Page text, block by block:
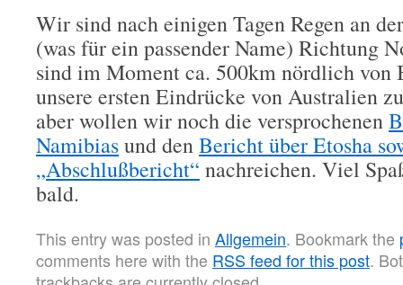
Wir sind nach einigen Tagen Regen an
(was für ein passender Name) Richtung
sind im Moment ca. 500km nördlich von
unsere ersten Eindrücke von Australien
aber wollen wir noch die versprochenen
Namibiasund denBericht über Etosha
„Abschlußbericht“ nachreichen. Viel
bald.
This entry was posted in Allgemein. Bookmark the
comments here with the RSS feed for this post.